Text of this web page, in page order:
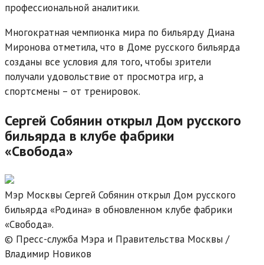
профессиональной аналитики.
Многократная чемпионка мира по бильярду Диана
Миронова отметила, что в Доме русского бильярда
созданы все условия для того, чтобы зрители
получали удовольствие от просмотра игр, а
спортсмены – от тренировок.
Сергей Собянин открыл Дом русского
бильярда в клубе фабрики
«Свобода»
Мэр Москвы Сергей Собянин открыл Дом русского
бильярда «Родина» в обновленном клубе фабрики
«Свобода».
© Пресс-служба Мэра и Правительства Москвы /
Владимир Новиков